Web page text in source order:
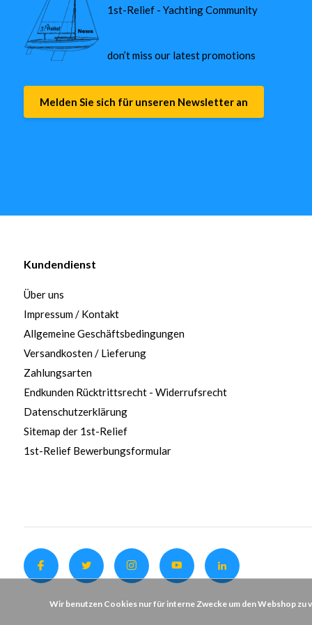
1st-Relief - Yachting Community
don’t miss our latest promotions
Melden Sie sich für unseren Newsletter an
Kundendienst
Über uns
Impressum / Kontakt
Allgemeine Geschäftsbedingungen
Versandkosten / Lieferung
Zahlungsarten
Endkunden Rücktrittsrecht - Widerrufsrecht
Datenschutzerklärung
Sitemap der 1st-Relief
1st-Relief Bewerbungsformular
Wir benutzen Cookies nur für interne Zwecke um den Webshop zu